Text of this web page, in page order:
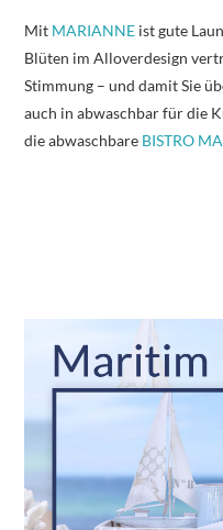
Mit MARIANNE ist gute
Blüten im Alloverdesign
Stimmung – und damit Sie
auch in abwaschbar für die
die abwaschbare BISTRO